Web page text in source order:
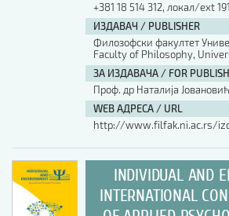
АУТОР / AUTHOR
ISBN
+381 18 514 312, локал/ext
ИЗДАВАЧ / PUBLISHER
Филозофски факултет
Faculty of Philosophy,
ЗА ИЗДАВАЧА / FOR
Проф. др Наталија
WEB АДРЕСА / URL
http://www.filfak.ni.ac.rs/
INDIVIDUAL AND
INTERNATIONAL